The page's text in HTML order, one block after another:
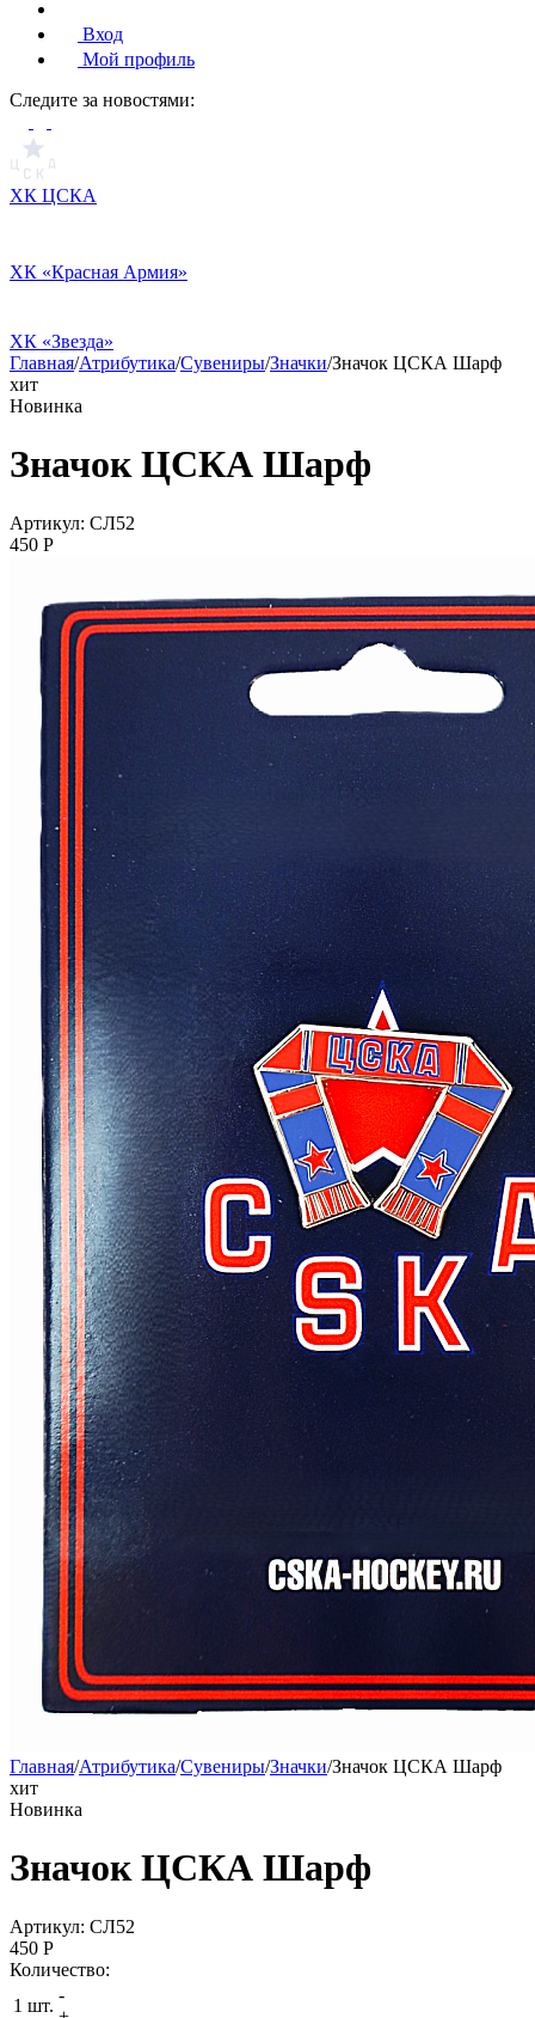
Вход
Мой профиль
Cледите за новостями:
ХК ЦСКА
ХК «Красная Армия»
ХК «Звезда»
Главная/Атрибутика/Сувениры/Значки/Значок ЦСКА Шарф
хит
Новинка
Значок ЦСКА Шарф
Артикул: СЛ52
450 P
Главная/Атрибутика/Сувениры/Значки/Значок ЦСКА Шарф
хит
Новинка
Значок ЦСКА Шарф
Артикул: СЛ52
450 P
Количество:
1 шт.
-